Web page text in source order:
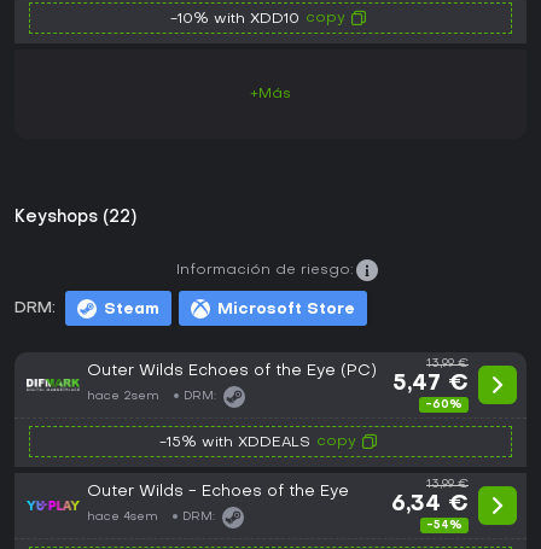
-10% with XDD10 copy
+Más
Keyshops (22)
DRM: Steam Microsoft Store
Información de riesgo:
Outer Wilds Echoes of the Eye (PC)
hace 2sem DRM:
13,99 €
5,47 €
-60%
-15% with XDDEALS copy
Outer Wilds - Echoes of the Eye
hace 4sem DRM:
13,99 €
6,34 €
-54%